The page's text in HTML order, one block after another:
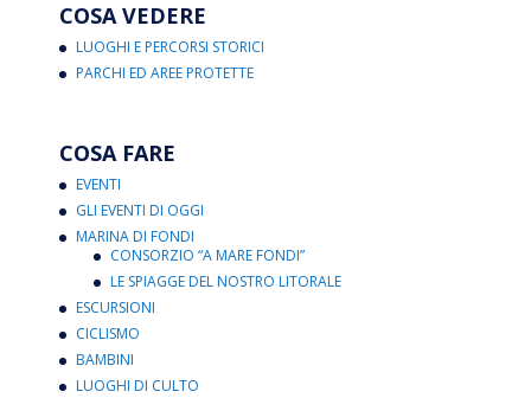
COSA VEDERE
LUOGHI E PERCORSI STORICI
PARCHI ED AREE PROTETTE
COSA FARE
EVENTI
GLI EVENTI DI OGGI
MARINA DI FONDI
CONSORZIO “A MARE FONDI”
LE SPIAGGE DEL NOSTRO LITORALE
ESCURSIONI
CICLISMO
BAMBINI
LUOGHI DI CULTO